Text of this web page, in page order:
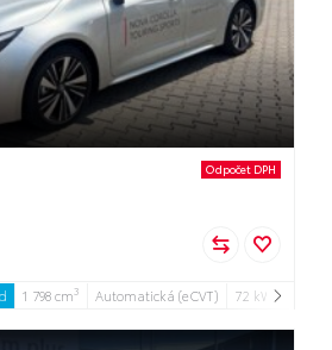
Odpočet DPH
1 798 cm3 Automatická (eCVT) 72 kW